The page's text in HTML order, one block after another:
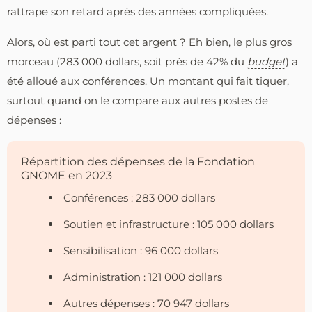
rattrape son retard après des années compliquées.
Alors, où est parti tout cet argent ? Eh bien, le plus gros
morceau (283 000 dollars, soit près de 42% du budget) a
été alloué aux conférences. Un montant qui fait tiquer,
surtout quand on le compare aux autres postes de
dépenses :
Répartition des dépenses de la Fondation
GNOME en 2023
Conférences : 283 000 dollars
Soutien et infrastructure : 105 000 dollars
Sensibilisation : 96 000 dollars
Administration : 121 000 dollars
Autres dépenses : 70 947 dollars